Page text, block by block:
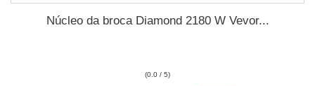
Núcleo da broca Diamond 2180 W Vevor...
(0.0 / 5)